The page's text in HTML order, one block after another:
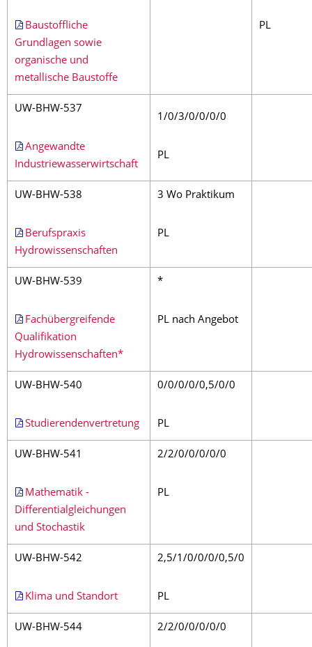
Baustoffliche
Grundlagen sowie
organische und
metallische Baustoffe
PL
UW-BHW-537
Angewandte
Industriewasserwirtschaft
1/0/3/0/0/0/0
PL
UW-BHW-538
Berufspraxis
Hydrowissenschaften
3 Wo Praktikum
PL
UW-BHW-539
Fachübergreifende
Qualifikation
Hydrowissenschaften*
*
PL nach Angebot
UW-BHW-540
Studierendenvertretung
0/0/0/0/0,5/0/0
PL
UW-BHW-541
Mathematik -
Differentialgleichungen
und Stochastik
2/2/0/0/0/0/0
PL
UW-BHW-542
Klima und Standort
2,5/1/0/0/0/0,5/0
PL
UW-BHW-544 2/2/0/0/0/0/0